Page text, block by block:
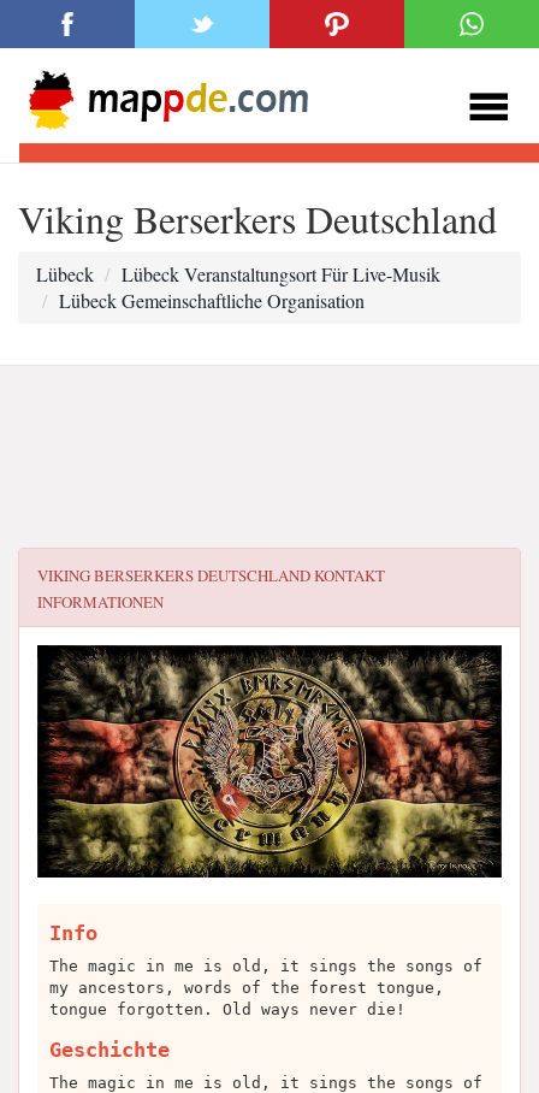
Viking Berserkers Deutschland
Lübeck
Lübeck Veranstaltungsort Für Live-Musik
Lübeck Gemeinschaftliche Organisation
VIKING BERSERKERS DEUTSCHLANDKONTAKT
INFORMATIONEN
Info
The magic in me is old, it sings the songs of
my ancestors, words of the forest tongue,
tongue forgotten. Old ways never die!
Geschichte
The magic in me is old, it sings the songs of